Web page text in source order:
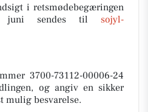
i retsmødebegæringen
juni sendes til sojyl-
3700-73112-00006-24
og angiv en sikker
mulig besvarelse.